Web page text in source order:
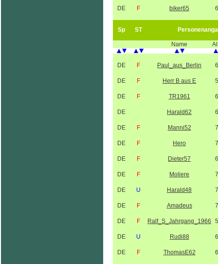
DE F biker65
Sp ST
Name
DE F Paul_aus_Berlin
DE F Herr B aus E
DE F TR1961
DE Harald62
DE F Manni52
DE F Hero
DE F Dieter57
DE F Moliere
DE U Harald48
DE F Amadeus
DE F Ralf_S_Jahrgang_1966
DE U Rudi88
DE F ThomasE62